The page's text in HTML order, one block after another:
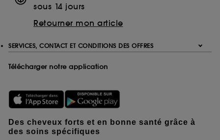
sous 14 jours
Retourner mon article
SERVICES, CONTACT ET CONDITIONS DES OFFRES
Télécharger notre application
Des cheveux forts et en bonne santé grâce à
des soins spécifiques